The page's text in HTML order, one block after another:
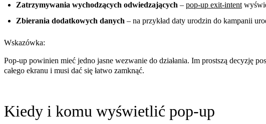
Zatrzymywania wychodzących odwiedzających – pop-up exit-intent
Zbierania dodatkowych danych – na przykład daty urodzin do kampanii
Wskazówka:
Pop-up powinien mieć jedno jasne wezwanie do działania. Im prostszą decyzję
całego ekranu i musi dać się łatwo zamknąć.
Kiedy i komu wyświetlić pop-up